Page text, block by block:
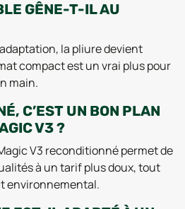
GÊNE-T-IL AU
la pliure devient
compact est un vrai plus pour
main.
C’EST UN BON PLAN
V3 ?
V3 reconditionné permet de
à un tarif plus doux, tout
environnemental.